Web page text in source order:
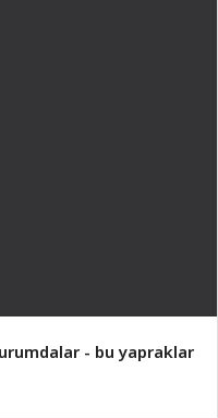
- bu yapraklar